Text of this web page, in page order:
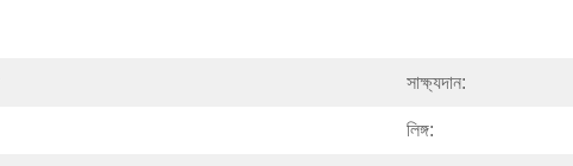
সাক্ষ্যদান:
লিঙ্গ: